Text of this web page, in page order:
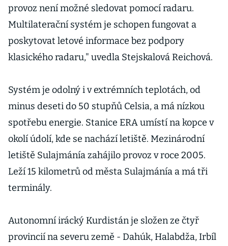
provoz není možné sledovat pomocí radaru.
Multilaterační systém je schopen fungovat a
poskytovat letové informace bez podpory
klasického radaru," uvedla Stejskalová Reichová.
Systém je odolný i v extrémních teplotách, od
minus deseti do 50 stupňů Celsia, a má nízkou
spotřebu energie. Stanice ERA umístí na kopce v
okolí údolí, kde se nachází letiště. Mezinárodní
letiště Sulajmánía zahájilo provoz v roce 2005.
Leží 15 kilometrů od města Sulajmánía a má tři
terminály.
Autonomní irácký Kurdistán je složen ze čtyř
provincií na severu země - Dahúk, Halabdža, Irbíl